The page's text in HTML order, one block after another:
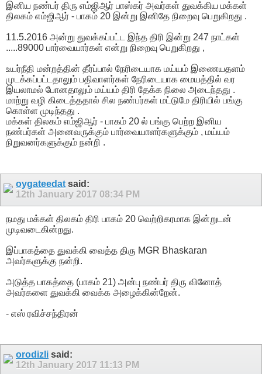
இனிய நண்பர் திரு எம்ஜிஆர் பாஸ்கர் அவர்கள் துவக்கிய மக்கள்
திலகம் எம்ஜிஆர் - பாகம் 20 இன்று இனிதே நிறைவு பெறுகிறது .
11.5.2016 அன்று துவக்கப்பட்ட இந்த திரி இன்று 247 நாட்கள்
.....89000 பார்வையார்கள் என்று நிறைவு பெறுகிறது ,
உயர்நீதி மன்றத்தின் தீர்ப்பால் நேரிடையாக மய்யம் இணையதளம்
முடக்கப்பட்டதாலும் பதிவாளர்கள் நேரிடையாக மையத்தில் வர
இயலாமல் போனதாலும் மய்யம் திரி தேக்க நிலை அடைந்தது .
மாற்று வழி கிடைத்ததால் சில நண்பர்கள் மட்டுமே திரியில் பங்கு
கொள்ள முடிந்தது .
மக்கள் திலகம் எம்ஜிஆர் - பாகம் 20 ல் பங்கு பெற்ற இனிய
நண்பர்கள் அனைவருக்கும் பார்வையாளர்களுக்கும் , மய்யம்
நிறுவனர்களுக்கும் நன்றி .
oygateedat said:
12th January 2017 08:34 PM
நமது மக்கள் திலகம் திரி பாகம் 20 வெற்றிகரமாக இன்றுடன்
முடிவடைகின்றது.
இப்பாகத்தை துவக்கி வைத்த திரு MGR Bhaskaran
அவர்களுக்கு நன்றி.
அடுத்த பாகத்தை (பாகம் 21) அன்பு நண்பர் திரு வினோத்
அவர்களை துவக்கி வைக்க அழைக்கின்றேன்.
- எஸ் ரவிச்சந்திரன்
orodizli said:
12th January 2017 11:13 PM